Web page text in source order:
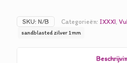
SKU: N/B Categorieën: IXXXI,
sandblasted zilver 1mm